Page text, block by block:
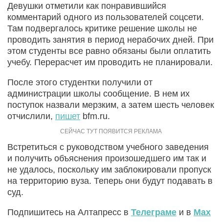
Девушки отметили как понравившийся
комментарий одного из пользователей соцсети.
Там подвергалось критике решение школы не
проводить занятия в период нерабочих дней. При
этом студенты все равно обязаны были оплатить
учебу. Перерасчет им проводить не планировали.
После этого студентки получили от
администрации школы сообщение. В нем их
поступок назвали мерзким, а затем шесть человек
отчислили, пишет bfm.ru.
Встретиться с руководством учебного заведения
и получить объяснения произошедшего им так и
не удалось, поскольку им заблокировали пропуск
на территорию вуза. Теперь они будут подавать в
суд.
Подпишитесь на Алтапресс в Телеграме и в Max